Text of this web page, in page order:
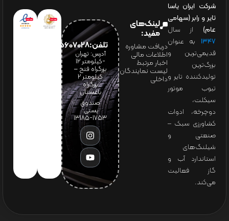
شرکت ایران یاسا
تایر و رابر (سهامی
عام) از سال
۱۳۴۷ به عنوان
قدیمی‌ترین و
بزرگ‌ترین
تولیدکننده تایر و
تیوب موتور
سیکلت،
دوچرخه، ادوات
کشاورزی سبک –
صنعتی و
شیلنگ‌های
استاندارد آب و
گاز فعالیت
می‌کند.
لینک‌های
مفید:
دریافت مشاوره
اطلاعات مالی
اخبار مرتبط
لیست نمایندگان
داخلی
تلفن:65607028(021)
آدرس: تهران
-کیلومتر 12
بزرگراه فتح –
کیلومتر ۲
بزرگراه
باغستان
صندوق
پستی:
1753-13185